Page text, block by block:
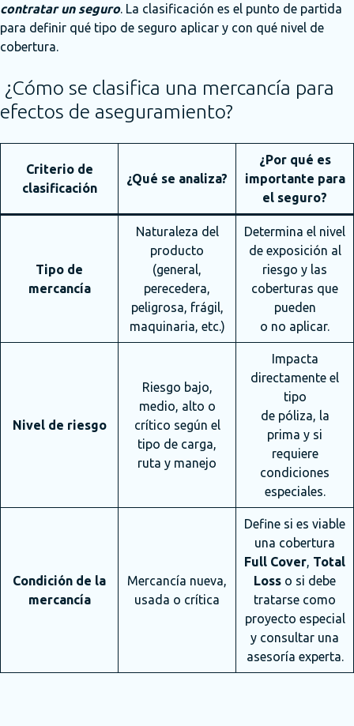
contratar un seguro. La clasificación es el punto de partida
para definir qué tipo de seguro aplicar y con qué nivel de
cobertura.
¿Cómo se clasifica una mercancía para
efectos de aseguramiento?
Criterio de
clasificación
¿Qué se analiza?
¿Por qué es
importante para
el seguro?
Tipo de
mercancía
Naturaleza del
producto
(general,
perecedera,
peligrosa, frágil,
maquinaria, etc.)
Determina el nivel
de exposición al
riesgo y las
coberturas que
pueden
o no aplicar.
Nivel de riesgo
Riesgo bajo,
medio, alto o
crítico según el
tipo de carga,
ruta y manejo
Impacta
directamente el
tipo
de póliza, la
prima y si
requiere
condiciones
especiales.
Condición de la
mercancía
Mercancía nueva,
usada o crítica
Define si es viable
una cobertura
Full Cover, Total
Loss o si debe
tratarse como
proyecto especial
y consultar una
asesoría experta.